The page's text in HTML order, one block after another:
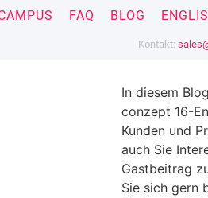
Kontakt:
FAQ BLOG
In diesem
conzept 16-
Kunden und
auch Sie
Gastbeitrag
Sie sich gern